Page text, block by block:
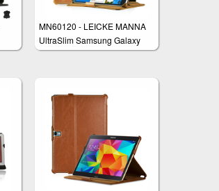
MN60120 - LEICKE MANNA
UltraSlim Samsung Galaxy
TabPRO 8.4 Case Cover